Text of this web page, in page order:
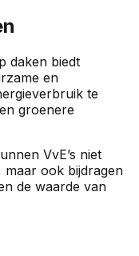
daken biedt
en
te
groenere
VvE’s niet
ook bijdragen
de waarde van